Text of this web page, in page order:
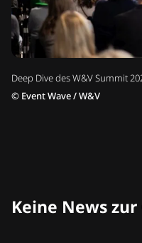
Deep Dive des W&V Summit
© Event Wave / W&V
Keine News zur